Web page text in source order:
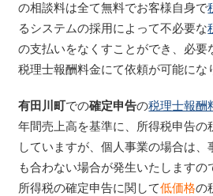
の相談料は全て無料でお客様自身で
るシステムの採用によって不必要な
の支払いをなくすことができ、必要
税理士報酬料金にて依頼が可能にな
有田川町での確定申告の税理士報酬
年間売上高を基準に、所得税申告の
していますが、個人事業の場合は、
も合わない場合が発生いたします
所得税の確定申告に関して低価格の